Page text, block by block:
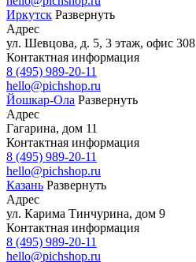
Иркутск Развернуть
Адрес
ул. Шевцова, д. 5, 3 этаж, офис 308
Контактная информация
8 (495) 989-20-11
hello@pichshop.ru
Йошкар-Ола Развернуть
Адрес
Гагарина, дом 11
Контактная информация
8 (495) 989-20-11
hello@pichshop.ru
Казань Развернуть
Адрес
ул. Карима Тинчурина, дом 9
Контактная информация
8 (495) 989-20-11
hello@pichshop.ru